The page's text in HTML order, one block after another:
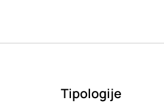
Tipologije